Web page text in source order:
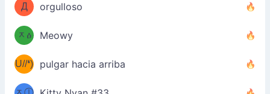
Д
´￣)
orgulloso
(ﾐዕ
ᆽዕ
ﾐ)
Meowy
(✿❛//
U//❛)
b
pulgar hacia arriba
(ﾐⓛ